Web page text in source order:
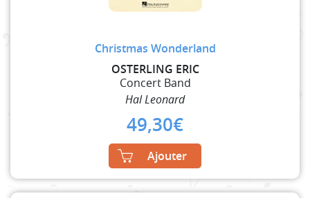
Christmas Wonderland
OSTERLING ERIC
Concert Band
Hal Leonard
49,30€
Ajouter